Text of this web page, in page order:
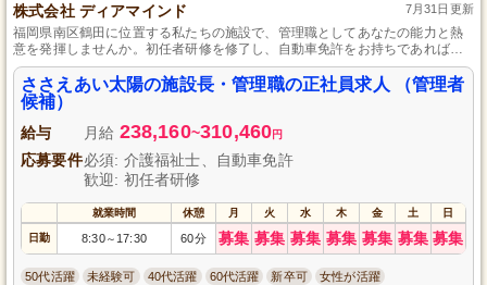
株式会社 ディアマインド 7月31日更新
福岡県南区鶴田に位置する私たちの施設で、管理職としてあなたの能力と熱
意を発揮しませんか。初任者研修を修了し、自動車免許をお持ちであれば、
これまでの経験は問いません。利用者様への細やかな心遣いと、チームとの
円滑なコミュニケーションでサービス向上へ繋げることができる方をお待ち
しています。新たな挑戦を応援し、共に地域社会への貢献を目指しましょ
う。
ささえあい太陽の施設長・管理職の正社員求人 （管理者
候補）
給与 月給 238,160~310,460円
応募要件必須: 介護福祉士、自動車免許
歓迎: 初任者研修
就業時間 休憩 月 火 水 木 金 土 日
日勤 8:30～ 17:30 60分 募集 募集 募集 募集 募集 募集 募集
50代活躍 未経験可 40代活躍 60代活躍 新卒可 女性が活躍